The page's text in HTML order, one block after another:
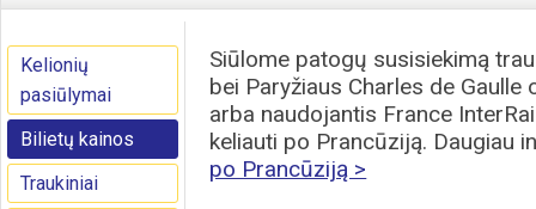
Kelionių
pasiūlymai
Bilietų kainos
Traukiniai
Siūlome patogų susisiekimą
bei Paryžiaus Charles de
arba naudojantis France
keliauti po Prancūziją. Daugiau
po Prancūziją >